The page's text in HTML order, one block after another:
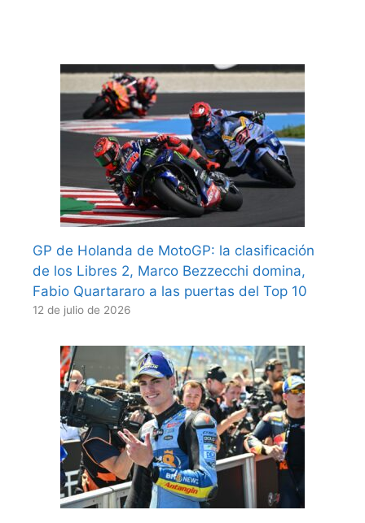
GP de Holanda de MotoGP: la clasificación
de los Libres 2, Marco Bezzecchi domina,
Fabio Quartararo a las puertas del Top 10
12 de julio de 2026